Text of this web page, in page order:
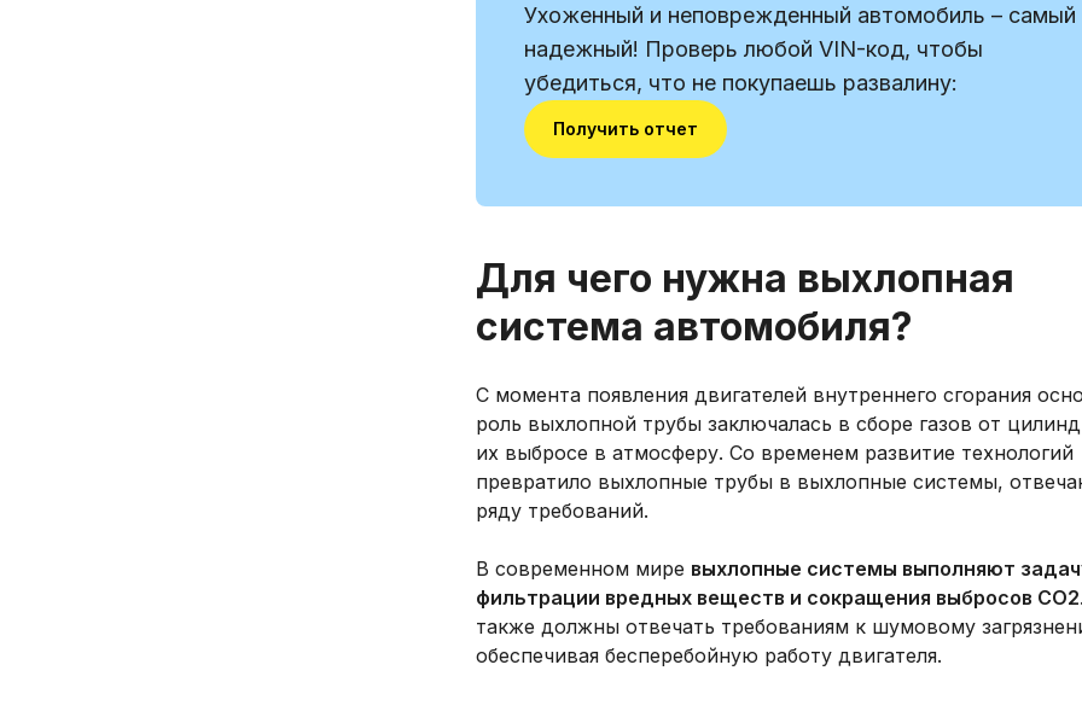
Ухоженный и неповрежденный автомобиль – самый
надежный! Проверь любой VIN-код, чтобы
убедиться, что не покупаешь развалину:
Получить отчет
Для чего нужна выхлопная
система автомобиля?
С момента появления двигателей внутреннего сгорания
роль выхлопной трубы заключалась в сборе газов от
их выбросе в атмосферу. Со временем развитие технологий
превратило выхлопные трубы в выхлопные системы,
ряду требований.
В современном мире выхлопные системы выполняют
фильтрации вредных веществ и сокращения выбросов CO2
также должны отвечать требованиям к шумовому
обеспечивая бесперебойную работу двигателя.